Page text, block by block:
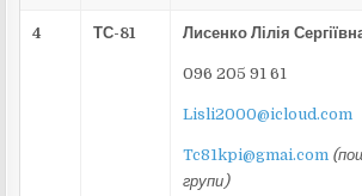
4 ТС-81 Лисенко Лілія
096 205 91 61
Lisli2000@icloud.com
Tc81kpi@gmai.com (п
групи)